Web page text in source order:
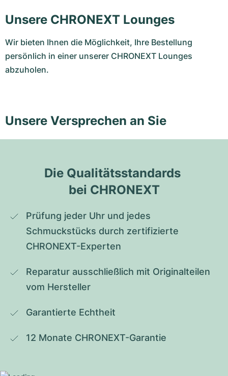
Unsere CHRONEXT Lounges
Wir bieten Ihnen die Möglichkeit, Ihre Bestellung
persönlich in einer unserer CHRONEXT Lounges
abzuholen.
Unsere Versprechen an Sie
Die Qualitätsstandards
bei CHRONEXT
Prüfung jeder Uhr und jedes
Schmuckstücks durch zertifizierte
CHRONEXT-Experten
Reparatur ausschließlich mit Originalteilen
vom Hersteller
Garantierte Echtheit
12 Monate CHRONEXT-Garantie